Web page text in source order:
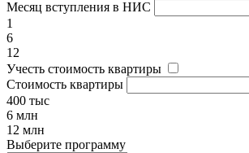
Месяц вступления в НИС
1
6
12
Учесть стоимость квартиры
Стоимость квартиры
400 тыс
6 млн
12 млн
Выберите программу